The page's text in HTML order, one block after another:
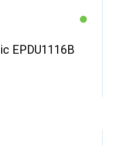
EPDU1116B